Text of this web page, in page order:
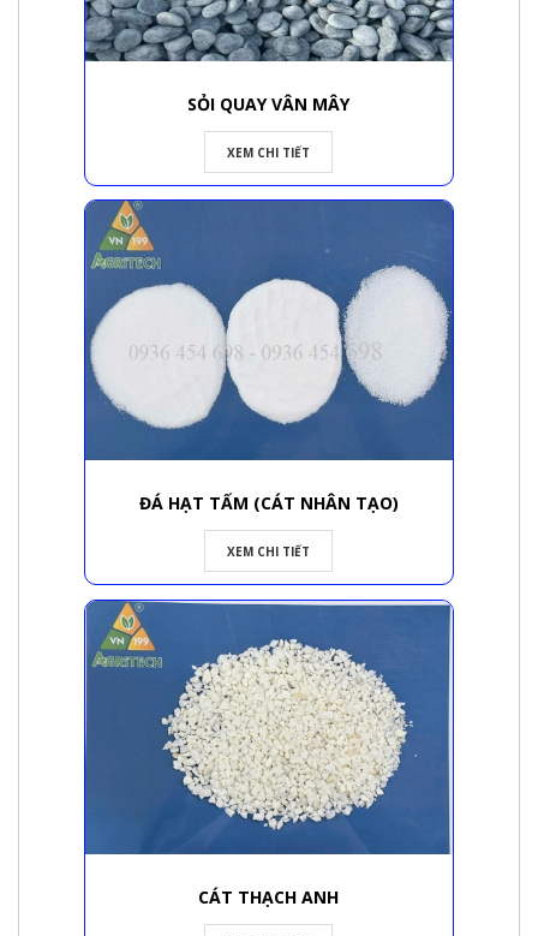
SỎI QUAY VÂN MÂY
XEM CHI TIẾT
ĐÁ HẠT TẤM (CÁT NHÂN TẠO)
XEM CHI TIẾT
CÁT THẠCH ANH